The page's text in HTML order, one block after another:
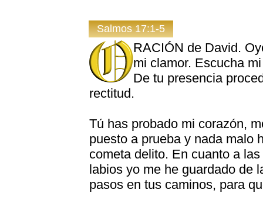
Salmos 17:1-5
RACIÓN de David.
mi clamor. Escucha
De tu presencia
rectitud.
Tú has probado mi corazón,
puesto a prueba y nada malo
cometa delito. En cuanto a
labios yo me he guardado de
pasos en tus caminos, para